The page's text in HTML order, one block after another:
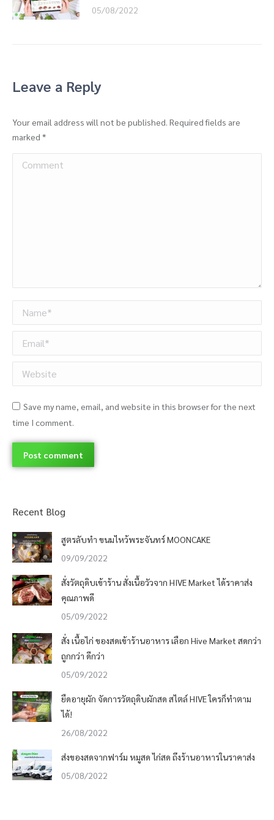
05/08/2022
Leave a Reply
Your email address will not be published. Required fields are
marked *
Comment
Name *
Email *
Website
Save my name, email, and website in this browser for the next
time I comment.
Post comment
Recent Blog
สูตรลับทำ ขนมไหว้พระจันทร์ MOONCAKE
09/09/2022
สั่งวัตถุดิบเข้าร้าน สั่งเนื้อวัวจาก HIVE Market ได้ราคาส่ง
คุณภาพดี
05/09/2022
สั่ง เนื้อไก่ ของสดเข้าร้านอาหาร เลือก Hive Market สดกว่า
ถูกกว่า ดีกว่า
05/09/2022
ยืดอายุผัก จัดการวัตถุดิบผักสด สไตล์ HIVE ใครก็ทำตาม
ได้!
26/08/2022
ส่งของสดจากฟาร์ม หมูสด ไก่สด ถึงร้านอาหารในราคาส่ง
05/08/2022